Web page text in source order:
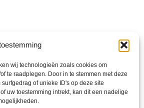
wij technologieën zoals cookies om
te raadplegen. Door in te stemmen met deze
of unieke ID's op deze site
uw toestemming intrekt, kan dit een nadelige